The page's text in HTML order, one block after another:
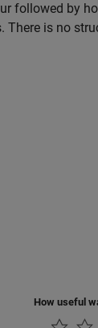
followed by
There is no
How useful